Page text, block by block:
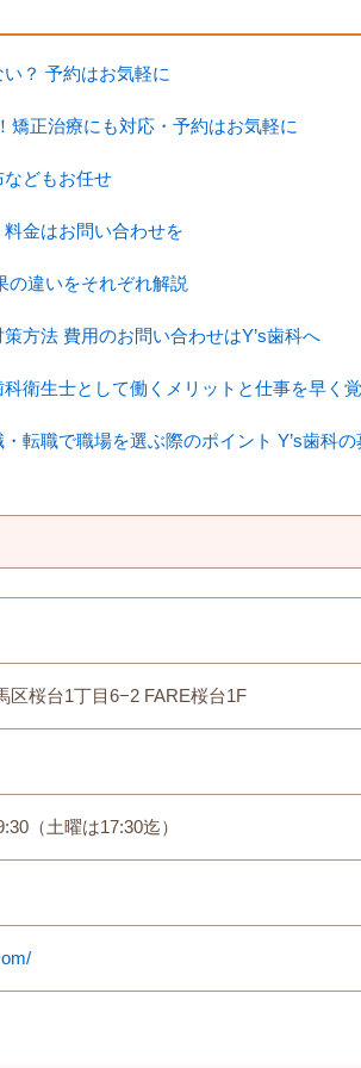
？ 予約はお気軽に
矯正治療にも対応・予約はお気軽に
などもお任せ
金はお問い合わせを
の違いをそれぞれ解説
方法 費用のお問い合わせはY’s歯科へ
衛生士として働くメリットと仕事を早く
転職で職場を選ぶ際のポイント Y’s歯科の
区桜台1丁目6−2 FARE桜台1F
（土曜は17:30迄）